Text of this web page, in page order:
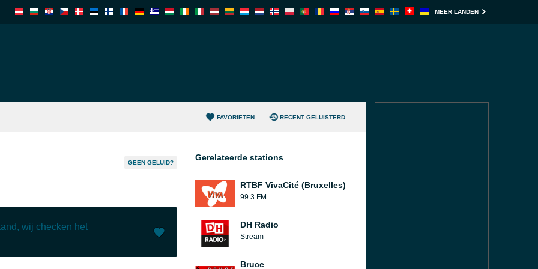
MEER LANDEN
FAVORIETEN RECENT GELUISTERD
GEEN GELUID?
wij checken het
Gerelateerde stations
RTBF VivaCité (Bruxelles)
99.3 FM
DH Radio
Stream
Bruce